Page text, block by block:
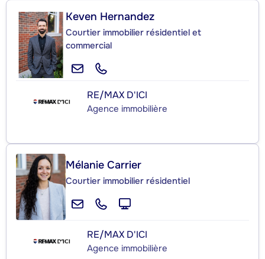
Keven Hernandez
Courtier immobilier résidentiel et
commercial
RE/MAX D'ICI
Agence immobilière
Mélanie Carrier
Courtier immobilier résidentiel
RE/MAX D'ICI
Agence immobilière